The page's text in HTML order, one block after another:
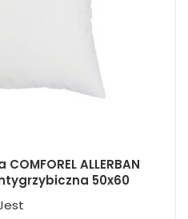
ALLERBAN
50x60